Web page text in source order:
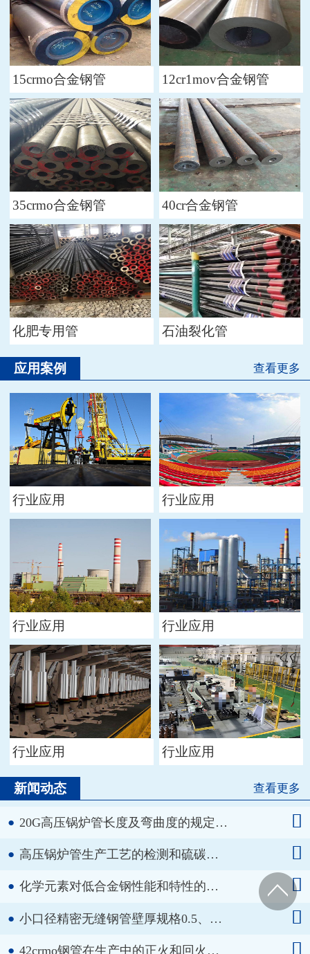
15crmo合金钢管 12cr1mov合金钢管
35crmo合金钢管 40cr合金钢管
化肥专用管 石油裂化管
查看更多
应用案例
行业应用 行业应用
行业应用 行业应用
行业应用 行业应用
查看更多
新闻动态
● 20G高压锅炉管长度及弯曲度的规定… 
● 高压锅炉管生产工艺的检测和硫碳… 
● 化学元素对低合金钢性能和特性的… 
● 小口径精密无缝钢管壁厚规格0.5、… 
● 42crmo钢管在生产中的正火和回火…